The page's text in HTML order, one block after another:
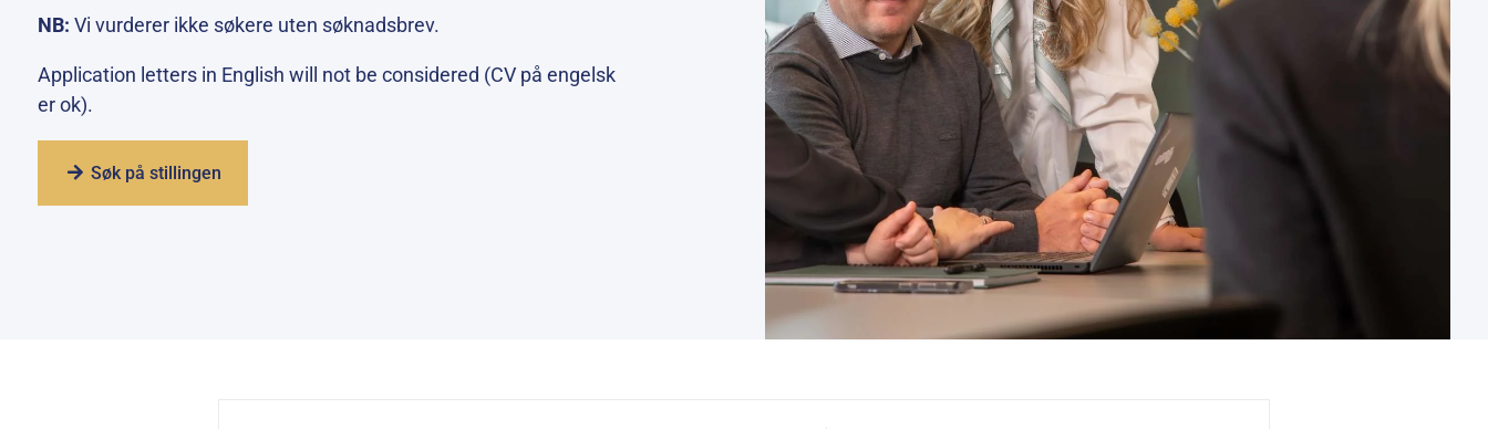
NB: Vi vurderer ikke søkere uten søknadsbrev.
Application letters in English will not be considered (CV på engelsk
er ok).
Søk på stillingen